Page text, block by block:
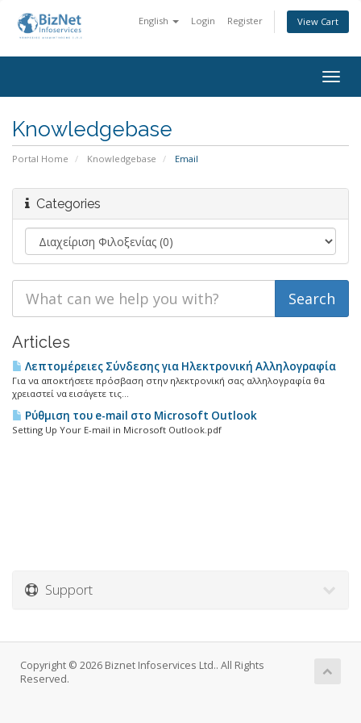
English Login Register View Cart
Knowledgebase
Portal Home Knowledgebase Email
Categories
Articles
Λεπτομέρειες Σύνδεσης για Ηλεκτρονική Αλληλογραφία
Για να αποκτήσετε πρόσβαση στην ηλεκτρονική σας αλληλογραφία θα
χρειαστεί να εισάγετε τις...
Ρύθμιση του e-mail στο Microsoft Outlook
Setting Up Your E-mail in Microsoft Outlook.pdf
Support
Copyright © 2026 Biznet Infoservices Ltd.. All Rights
Reserved.